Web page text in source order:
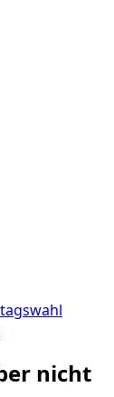
nicht